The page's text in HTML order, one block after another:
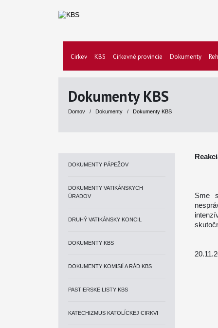
Cirkev KBS Cirkevné provincie Dokumenty
Dokumenty KBS
Domov / Dokumenty / Dokumenty KBS
DOKUMENTY PÁPEŽOV
DOKUMENTY VATIKÁNSKYCH
ÚRADOV
DRUHÝ VATIKÁNSKY KONCIL
DOKUMENTY KBS
DOKUMENTY KOMISIÍ A RÁD KBS
PASTIERSKE LISTY KBS
KATECHIZMUS KATOLÍCKEJ CIRKVI
Sme